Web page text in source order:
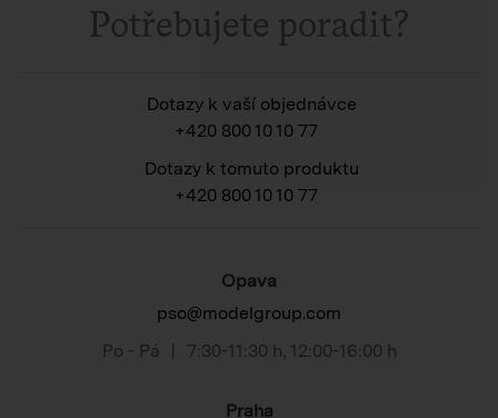
Potřebujete poradit?
Dotazy k vaší objednávce
+420 800 10 10 77
Dotazy k tomuto produktu
+420 800 10 10 77
Opava
pso@modelgroup.com
Po - Pá
7:30-11:30 h 12:00-16:00 h
Praha